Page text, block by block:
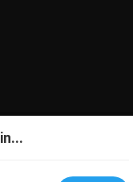
AstroSage.com